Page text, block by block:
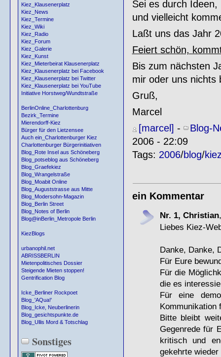
Kiez_Klausenerplatz
Kiez_News
Kiez_Termine
Kiez_Wiki
Kiez_Radio
Kiez_Forum
Kiez_Galerie
Kiez_Kunst
Kiez_Mieterbeirat Klausenerplatz
Kiez_Klausenerplatz bei Facebook
Kiez_Klausenerplatz bei Twitter
Kiez_Klausenerplatz bei YouTube
Initiative Horstweg/Wundtstraße
BerlinOnline_Charlottenburg
Bezirk_Termine
Mierendorff-Kiez
Bürger für den Lietzensee
Auch ein_Charlottenburger Kiez
Charlottenburger Bürgerinitiativen
Blog_Rote Insel aus Schöneberg
Blog_potseblog aus Schöneberg
Blog_Graefekiez
Blog_Wrangelstraße
Blog_Moabit Online
Blog_Auguststrasse aus Mitte
Blog_Modersohn-Magazin
Blog_Berlin Street
Blog_Notes of Berlin
Blog@inBerlin_Metropole Berlin
KiezBlogs
urbanophil.net
ABRISSBERLIN
Mietenpolitisches Dossier
Steigende Mieten stoppen!
Gentrification Blog
Icke_Berliner Rockpoet
Blog_'AQua!'
Blog_Icke, Neuberlinerin
Blog_gesichtspunkte.de
Blog_Ullis Mord & Totschlag
Sonstiges
Sei es durch
und vielleicht
Laßt uns das Jahr
Feiert schön,
Bis zum nächsten
mir oder uns nichts
Gruß,
Marcel
[marcel] -
Blog-
2006 - 22:09
Tags: 2006/blog/
ein Kommentar
Nr. 1, Christian
Liebes Kiez-
Danke, Danke,
Für Eure
Für die
die es
Für eine
Kommunikation
Bitte bleibt
Gegenrede für
kritisch und
gekehrte